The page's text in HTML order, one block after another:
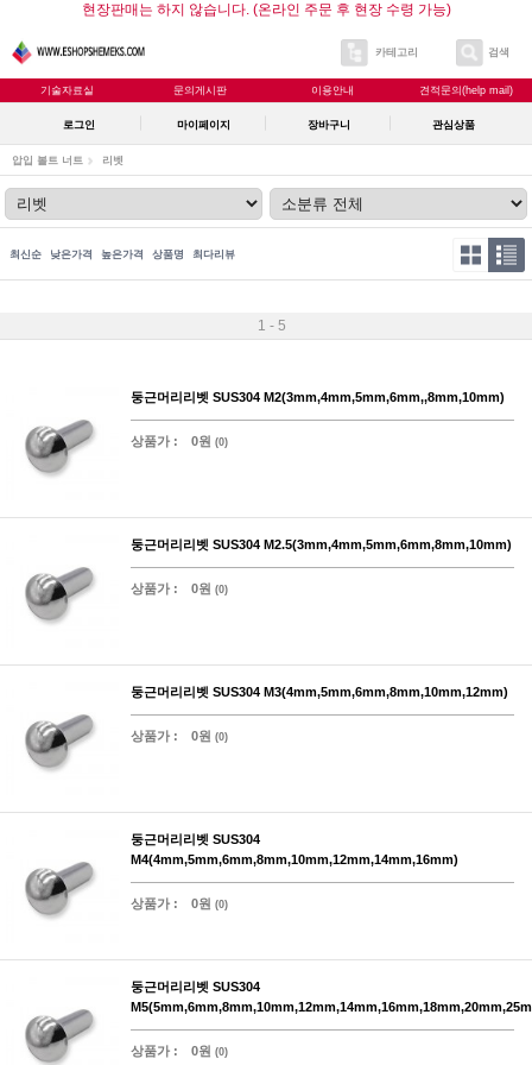
현장판매는 하지 않습니다. (온라인 주문 후 현장 수령 가능)
카테고리 검색
기술자료실 문의게시판 이용안내 견적문의(help mail)
로그인 마이페이지 장바구니 관심상품
압입 볼트 너트 리벳
최신순 낮은가격 높은가격 상품명 최다리뷰
1 - 5
둥근머리리벳 SUS304 M2(3mm,4mm,5mm,6mm,,8mm,10mm)
상품가 : 0원 (0)
둥근머리리벳 SUS304 M2.5(3mm,4mm,5mm,6mm,8mm,10mm)
상품가 : 0원 (0)
둥근머리리벳 SUS304 M3(4mm,5mm,6mm,8mm,10mm,12mm)
상품가 : 0원 (0)
둥근머리리벳 SUS304
M4(4mm,5mm,6mm,8mm,10mm,12mm,14mm,16mm)
상품가 : 0원 (0)
둥근머리리벳 SUS304
상품가 : 0원 (0)